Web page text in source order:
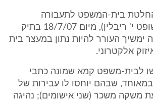
החלטת בית-המשפט לתעבורה
בירושלים (כב' השופט י' ריבלין), מיום 18/7/07 בתיק
07, לפיה ימשיך העורר להיות נתון במעצר בית
אלקטרוני.
לבית-משפט קמא שמונה כתבי
במאוחד, שבהם יוחסו לו עבירות של
משקה משכר (שני אישומים); נהיגה